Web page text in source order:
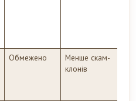
Обмежено
Менше скам-
клонів